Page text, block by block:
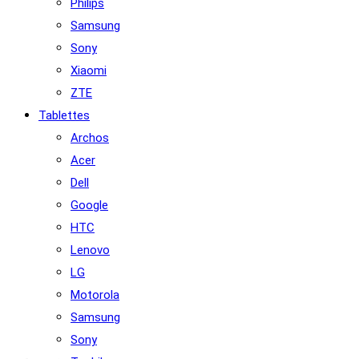
Philips
Samsung
Sony
Xiaomi
ZTE
Tablettes
Archos
Acer
Dell
Google
HTC
Lenovo
LG
Motorola
Samsung
Sony